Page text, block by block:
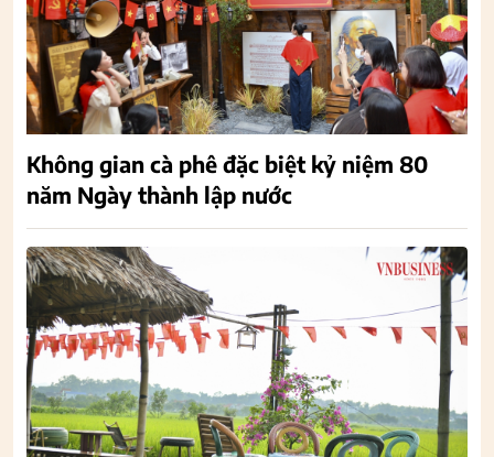
Không gian cà phê đặc biệt kỷ niệm 80
năm Ngày thành lập nước